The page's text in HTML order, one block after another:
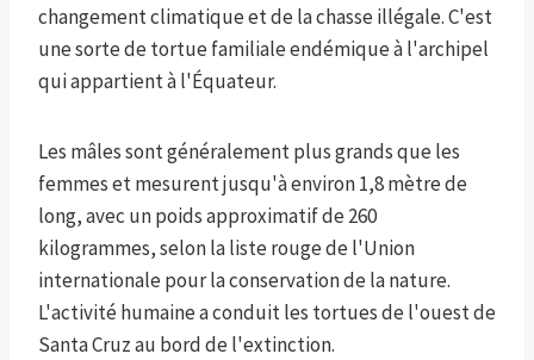
changement climatique et de la chasse illégale. C'est
une sorte de tortue familiale endémique à l'archipel
qui appartient à l'Équateur.
Les mâles sont généralement plus grands que les
femmes et mesurent jusqu'à environ 1,8 mètre de
long, avec un poids approximatif de 260
kilogrammes, selon la liste rouge de l'Union
internationale pour la conservation de la nature.
L'activité humaine a conduit les tortues de l'ouest de
Santa Cruz au bord de l'extinction.